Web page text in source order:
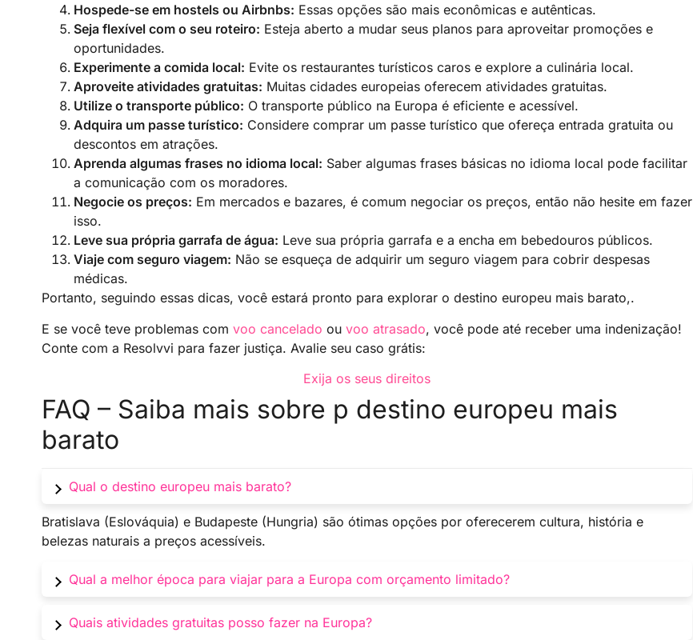
Hospede-se em hostels ou Airbnbs: Essas opções são mais econômicas e autênticas.
Seja flexível com o seu roteiro: Esteja aberto a mudar seus planos para aproveitar promoções e
oportunidades.
Experimente a comida local: Evite os restaurantes turísticos caros e explore a culinária local.
Aproveite atividades gratuitas: Muitas cidades europeias oferecem atividades gratuitas.
Utilize o transporte público: O transporte público na Europa é eficiente e acessível.
Adquira um passe turístico: Considere comprar um passe turístico que ofereça entrada gratuita ou
descontos em atrações.
Aprenda algumas frases no idioma local: Saber algumas frases básicas no idioma local pode facilitar
a comunicação com os moradores.
Negocie os preços: Em mercados e bazares, é comum negociar os preços, então não hesite em fazer
isso.
Leve sua própria garrafa de água: Leve sua própria garrafa e a encha em bebedouros públicos.
Viaje com seguro viagem: Não se esqueça de adquirir um seguro viagem para cobrir despesas
médicas.
Portanto, seguindo essas dicas, você estará pronto para explorar o destino europeu mais barato,.
E se você teve problemas com voo cancelado ou voo atrasado, você pode até receber uma indenização!
Conte com a Resolvvi para fazer justiça. Avalie seu caso grátis:
Exija os seus direitos
FAQ – Saiba mais sobre p destino europeu mais
barato
Qual o destino europeu mais barato?
Bratislava (Eslováquia) e Budapeste (Hungria) são ótimas opções por oferecerem cultura, história e
belezas naturais a preços acessíveis.
Qual a melhor época para viajar para a Europa com orçamento limitado?
Evite alta temporada (julho e agosto) e feriados. Assim como, Maio, junho, setembro e outubro
costumam ter preços mais baixos e clima agradável.
Quais atividades gratuitas posso fazer na Europa?